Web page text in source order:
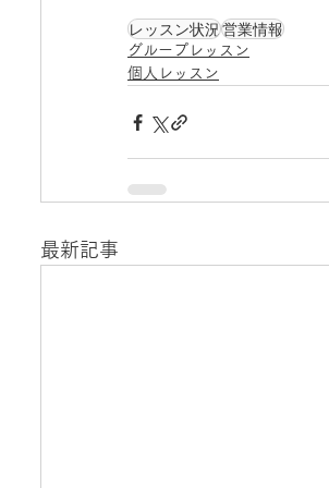
レッスン状況営業情報
グループレッスン
個人レッスン
最新記事